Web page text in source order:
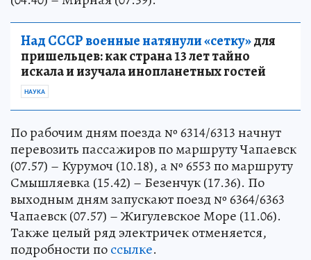
Над СССР военные натянули «сетку»для
пришельцев: как страна 13 лет тайно
искала и изучала инопланетных гостей
НАУКА
По рабочим дням поезда № 6314/6313 начнут
перевозить пассажиров по маршруту Чапаевск
(07.57) – Курумоч (10.18), а № 6553 по маршруту
Смышляевка (15.42) – Безенчук (17.36). По
выходным дням запускают поезд № 6364/6363
Чапаевск (07.57) – Жигулевское Море (11.06).
Также целый ряд электричек отменяется,
подробности поссылке.